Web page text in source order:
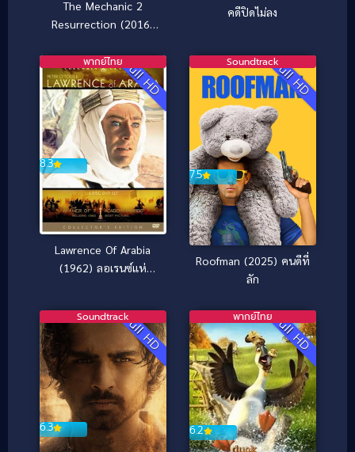
The Mechanic 2
Resurrection (2016)
ข้ามโลก
คดีปิดไม่ลง
Full HD
8.3
พากย์ไทย
Lawrence Of Arabia
(1962) ลอเรนซ์แห่
Full HD
7.5
Soundtrack
Roofman (2025) คนดีที่
ลัก
Full HD
6.3
Soundtrack Full HD
6.2
พากย์ไทย